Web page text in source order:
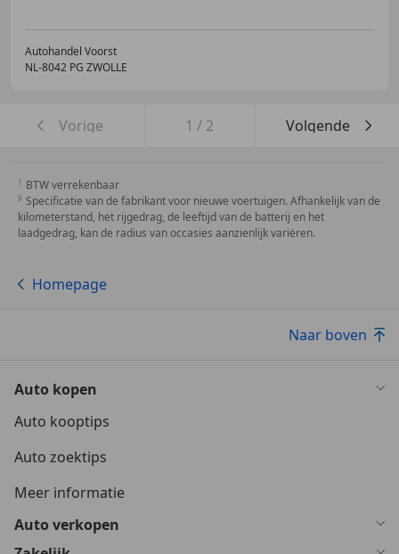
Autohandel Voorst
NL-8042 PG ZWOLLE
Vorige 1 / 2 Volgende
BTW verrekenbaar
Specificatie van de fabrikant voor nieuwe voertuigen. Afhankelijk van de
kilometerstand, het rijgedrag, de leeftijd van de batterij en het
laadgedrag, kan de radius van occasies aanzienlijk variëren.
Homepage
Naar boven
Auto kopen
Auto kooptips
Auto zoektips
Meer informatie
Auto verkopen